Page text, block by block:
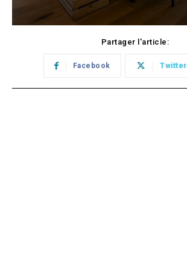
Partager l'article:
Facebook Twitter